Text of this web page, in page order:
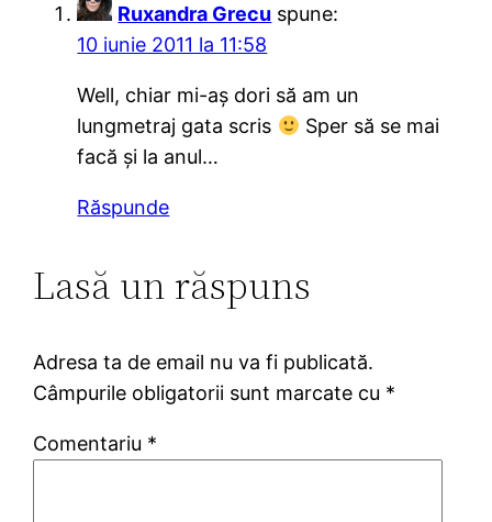
Ruxandra Grecu spune:
10 iunie 2011 la 11:58
Well, chiar mi-aş dori să am un
lungmetraj gata scris
Sper să se mai
facă şi la anul…
Răspunde
Lasă un răspuns
Adresa ta de email nu va fi publicată.
Câmpurile obligatorii sunt marcate cu *
Comentariu *